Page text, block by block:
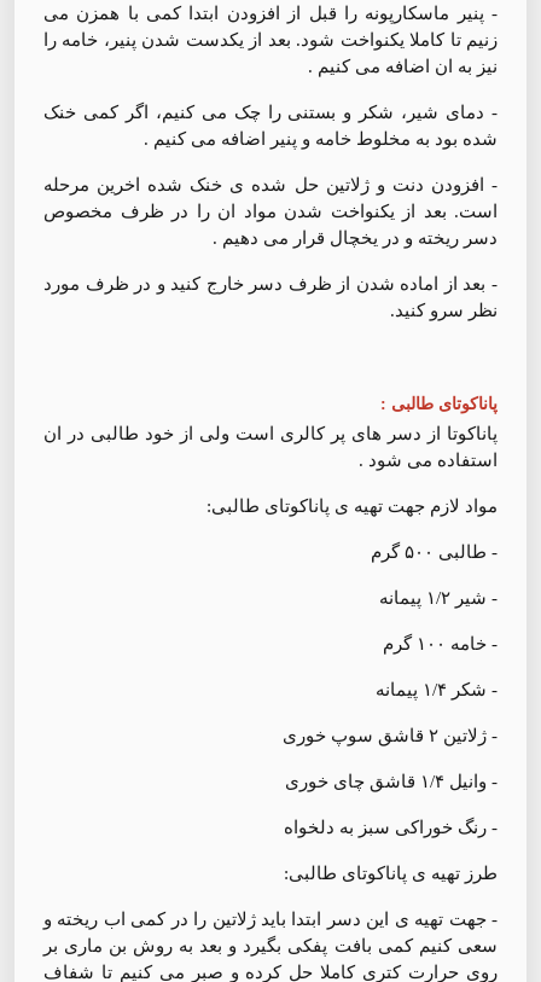
- پنیر ماسکارپونه را قبل از افزودن ابتدا کمی با همزن می
زنیم تا کاملا یکنواخت شود. بعد از یکدست شدن پنیر، خامه را
نیز به ان اضافه می کنیم .
- دمای شیر، شکر و بستنی را چک می کنیم، اگر کمی خنک
شده بود به مخلوط خامه و پنیر اضافه می کنیم .
- افزودن دنت و ژلاتین حل شده ی خنک شده اخرین مرحله
است. بعد از یکنواخت شدن مواد ان را در ظرف مخصوص
دسر ریخته و در یخچال قرار می دهیم .
- بعد از اماده شدن از ظرف دسر خارج کنید و در ظرف مورد
نظر سرو کنید.
پاناکوتای طالبی :
پاناکوتا از دسر های پر کالری است ولی از خود طالبی در ان
استفاده می شود .
مواد لازم‌ جهت تهیه ی پاناکوتای طالبی:
- طالبی ۵۰۰ گرم
- شیر ۱/۲ پیمانه
- خامه ۱۰۰ گرم
- شکر ۱/۴ پیمانه
- ژلاتین ۲ قاشق سوپ خوری
- وانیل ۱/۴ قاشق چای خوری
- رنگ خوراکی سبز به دلخواه
طرز تهیه ی پاناکوتای طالبی:
- جهت تهیه ی این دسر ابتدا باید ژلاتین را در کمی اب ریخته و
سعی کنیم کمی بافت پفکی بگیرد و بعد به روش بن ماری بر
روی حرارت کتری کاملا حل کرده و صبر می کنیم تا شفاف